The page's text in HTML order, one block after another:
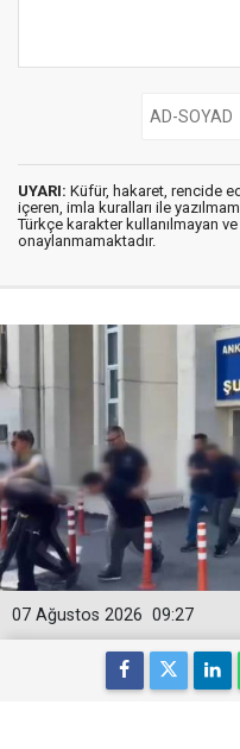
UYARI: Küfür, hakaret, rencide
içeren, imla kuralları ile
Türkçe karakter kullanılmayan
onaylanmamaktadır.
09:27
07 Ağustos 2026